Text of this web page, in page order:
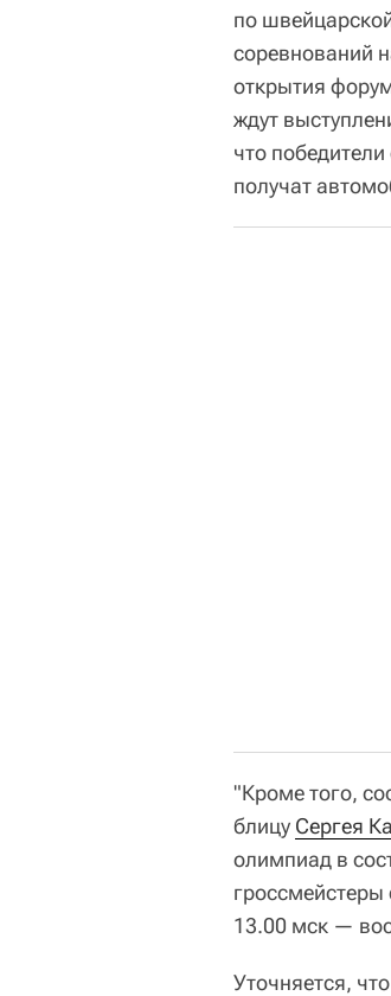
по
соревнований
открытия
ждут
что
получат
"Кроме того,
блицу Сергея
олимпиад в
13.00 мск —
Уточняется,